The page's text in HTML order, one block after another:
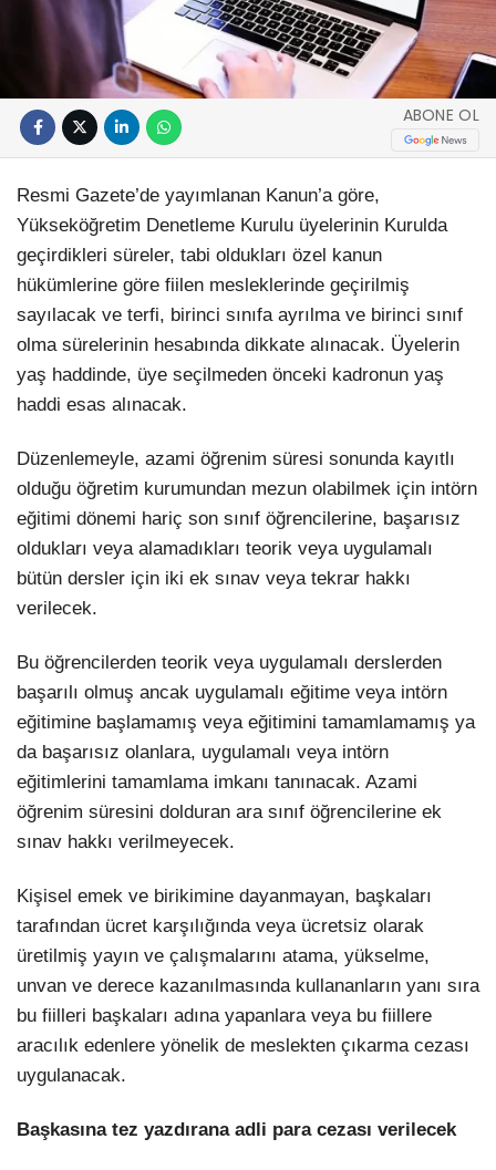
ABONE OL
Resmi Gazete’de yayımlanan Kanun’a göre,
Yükseköğretim Denetleme Kurulu üyelerinin Kurulda
geçirdikleri süreler, tabi oldukları özel kanun
hükümlerine göre fiilen mesleklerinde geçirilmiş
sayılacak ve terfi, birinci sınıfa ayrılma ve birinci sınıf
olma sürelerinin hesabında dikkate alınacak. Üyelerin
yaş haddinde, üye seçilmeden önceki kadronun yaş
haddi esas alınacak.
Düzenlemeyle, azami öğrenim süresi sonunda kayıtlı
olduğu öğretim kurumundan mezun olabilmek için intörn
eğitimi dönemi hariç son sınıf öğrencilerine, başarısız
oldukları veya alamadıkları teorik veya uygulamalı
bütün dersler için iki ek sınav veya tekrar hakkı
verilecek.
Bu öğrencilerden teorik veya uygulamalı derslerden
başarılı olmuş ancak uygulamalı eğitime veya intörn
eğitimine başlamamış veya eğitimini tamamlamamış ya
da başarısız olanlara, uygulamalı veya intörn
eğitimlerini tamamlama imkanı tanınacak. Azami
öğrenim süresini dolduran ara sınıf öğrencilerine ek
sınav hakkı verilmeyecek.
Kişisel emek ve birikimine dayanmayan, başkaları
tarafından ücret karşılığında veya ücretsiz olarak
üretilmiş yayın ve çalışmalarını atama, yükselme,
unvan ve derece kazanılmasında kullananların yanı sıra
bu fiilleri başkaları adına yapanlara veya bu fiillere
aracılık edenlere yönelik de meslekten çıkarma cezası
uygulanacak.
Başkasına tez yazdırana adli para cezası verilecek